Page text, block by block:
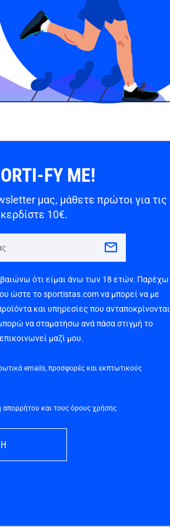
FY ME!
μας, μάθετε πρώτοι για τις
10€.
ότι είμαι άνω των 18 ετών. Παρέχω
ώστε το sportistas.com να μπορεί να με
και υπηρεσίες που ανταποκρίνονται
να σταματήσω ανά πάσα στιγμή το
μαζί μου.
emails, προσφορές και εκπτωτικούς
απορρήτου και τους όρους χρήσης